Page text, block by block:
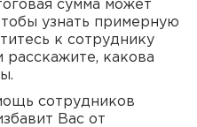
сумма может
узнать примерную
к сотруднику
какова
сотрудников
Вас от